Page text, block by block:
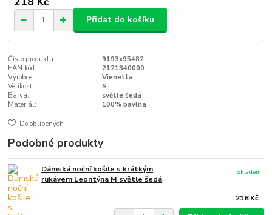
Přidat do košíku
Číslo produktu:
9193x95482
EAN kód:
2121340000
Výrobce:
Vienetta
Velikost:
S
Barva:
světle šedá
Materiál:
100% bavlna
Do oblíbených
Podobné produkty
Dámská noční košile s krátkým
rukávem Leontýna M světle šedá
218 Kč
Skladem